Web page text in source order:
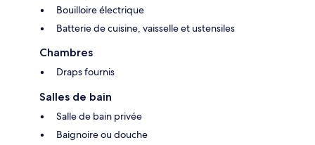
Bouilloire électrique
Batterie de cuisine, vaisselle et ustensiles
Chambres
Draps fournis
Salles de bain
Salle de bain privée
Baignoire ou douche